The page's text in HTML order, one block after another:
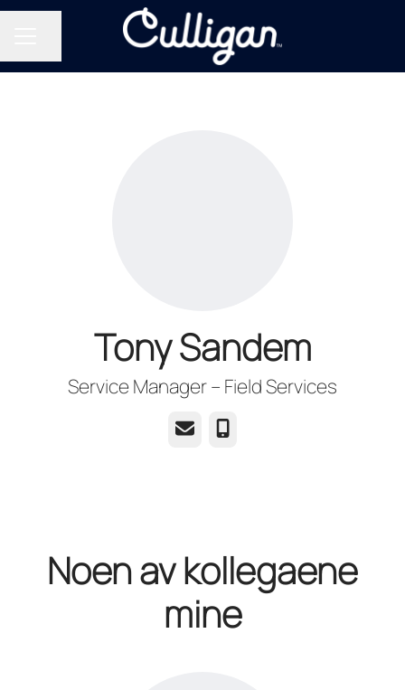
Tony Sandem
Service Manager – Field Services
E-post Telefonnummer
Noen av kollegaene
mine